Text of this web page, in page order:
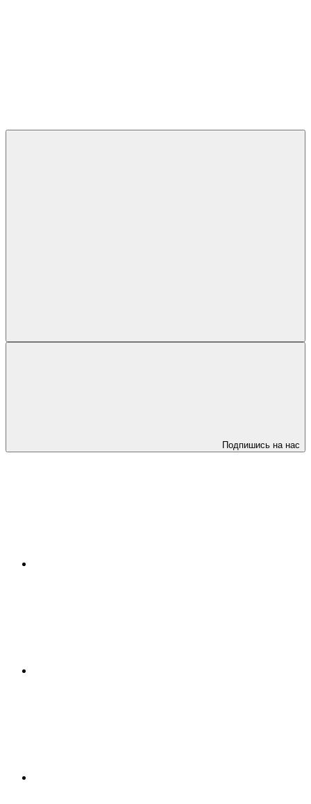
Подпишись на нас